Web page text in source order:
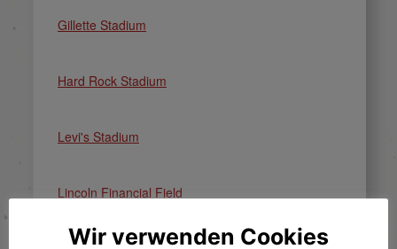
Gillette Stadium
Hard Rock Stadium
Levi's Stadium
Lincoln Financial Field
Wir verwenden Cookies